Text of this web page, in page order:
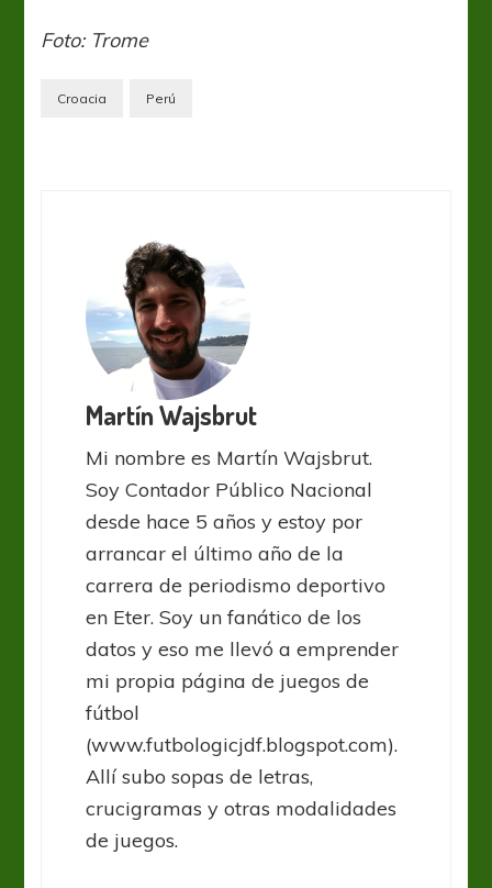
Foto: Trome
Croacia Perú
Martín Wajsbrut
Mi nombre es Martín Wajsbrut.
Soy Contador Público Nacional
desde hace 5 años y estoy por
arrancar el último año de la
carrera de periodismo deportivo
en Eter. Soy un fanático de los
datos y eso me llevó a emprender
mi propia página de juegos de
fútbol
(www.futbologicjdf.blogspot.com).
Allí subo sopas de letras,
crucigramas y otras modalidades
de juegos.